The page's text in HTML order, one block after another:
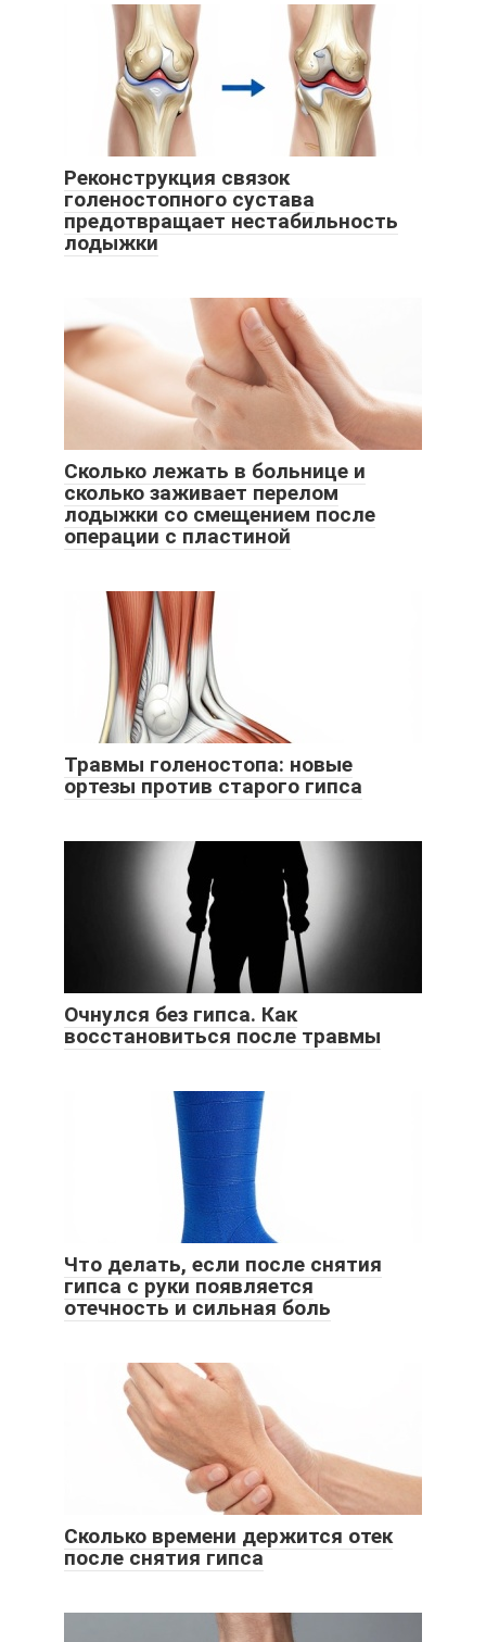
Реконструкция связок
голеностопного сустава
предотвращает нестабильность
лодыжки
Сколько лежать в больнице и
сколько заживает перелом
лодыжки со смещением после
операции с пластиной
Травмы голеностопа: новые
ортезы против старого гипса
Очнулся без гипса. Как
восстановиться после травмы
Что делать, если после снятия
гипса с руки появляется
отечность и сильная боль
Сколько времени держится отек
после снятия гипса